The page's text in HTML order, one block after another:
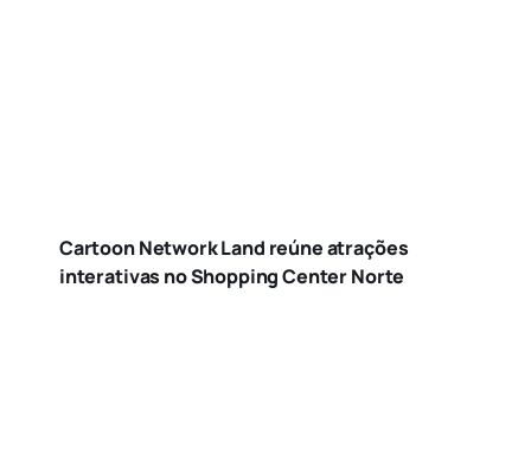
Cartoon Network Land reúne atrações
interativas no Shopping Center Norte